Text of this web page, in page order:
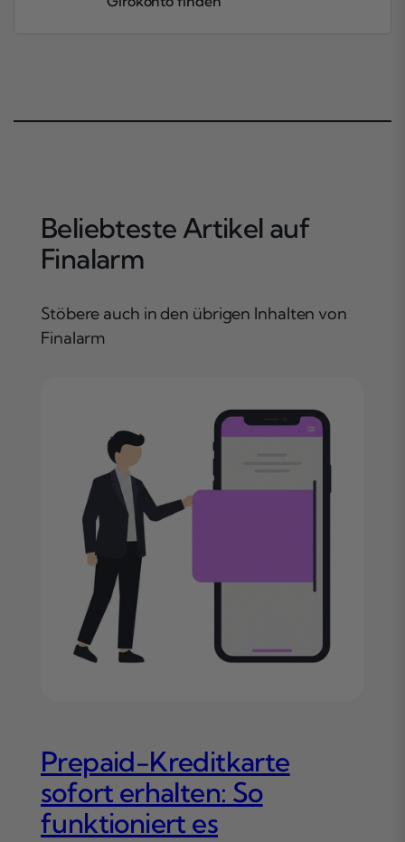
Beliebteste Artikel auf
Finalarm
Stöbere auch in den übrigen Inhalten von
Finalarm
Prepaid-Kreditkarte
sofort erhalten: So
funktioniert es